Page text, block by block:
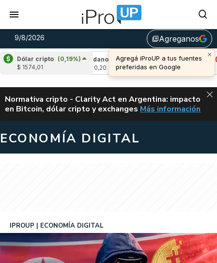
9/8/2026 library_addAgreganos
×
Agregá iProUP a tus fuentes
preferidas en Google
Dólar cripto (0,19%)
$ 1574,01
Cardano
(-0,02%)
Avalanche (-
u$s 6,49
ALERTA
Normativa cripto - Clarity Act en Argentina: impacto
en Bitcoin, dólar cripto y exchanges CLARITY ACT EN
Más información
ECONOMÍA DIGITAL
IPROUP ECONOMÍA DIGITAL